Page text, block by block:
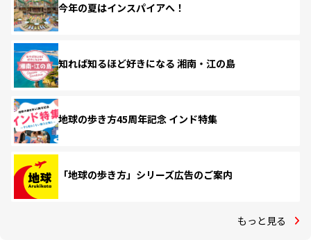
今年の夏はインスパイアへ！
知れば知るほど好きになる 湘南・江の島
地球の歩き方45周年記念 インド特集
「地球の歩き方」シリーズ広告のご案内
もっと見る